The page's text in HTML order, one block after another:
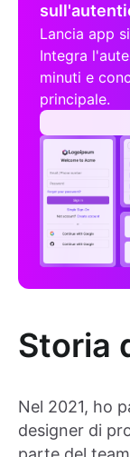
Lancia app
Integra
minuti e
principale.
Storia
Nel 2021, ho
designer di